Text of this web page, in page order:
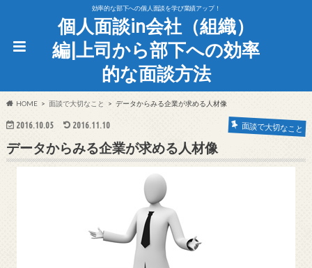
効率的な部下への個人面談を学び業績アップ！
個人面談in会社（組織）
編|上司から部下への効率
的な面談方法
HOME 面談で大切なこと データからみる企業が求める人材像
2016.10.05 2016.11.10 面談で大切なこと
データからみる企業が求める人材像